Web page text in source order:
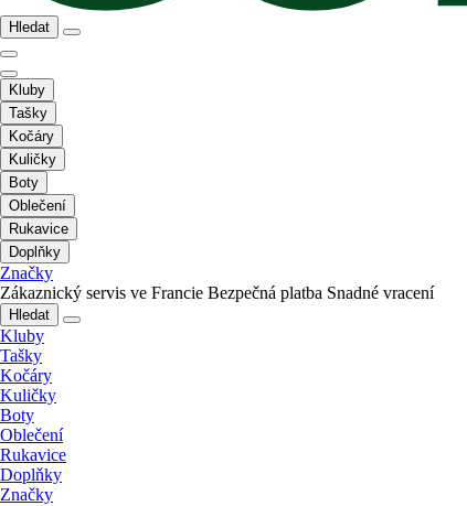
Hledat
Kluby
Tašky
Kočáry
Kuličky
Boty
Oblečení
Rukavice
Doplňky
Značky
Zákaznický servis ve Francie Bezpečná platba Snadné vracení
Hledat
Kluby
Tašky
Kočáry
Kuličky
Boty
Oblečení
Rukavice
Doplňky
Značky